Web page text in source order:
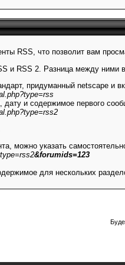
RSS, что позволит вам
и RSS 2. Разница между ними
придуманный netscape и
дату и содержимое первого
можно указать
&forumids=123
для нескольких